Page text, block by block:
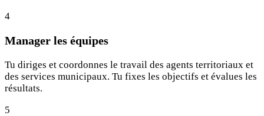
4
Manager les équipes
Tu diriges et coordonnes le travail des agents territoriaux et
des services municipaux. Tu fixes les objectifs et évalues les
résultats.
5